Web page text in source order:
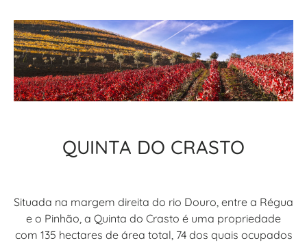
QUINTA DO CRASTO
Situada na margem direita do rio Douro, entre a Régua
e o Pinhão, a Quinta do Crasto é uma propriedade
com 135 hectares de área total, 74 dos quais ocupados